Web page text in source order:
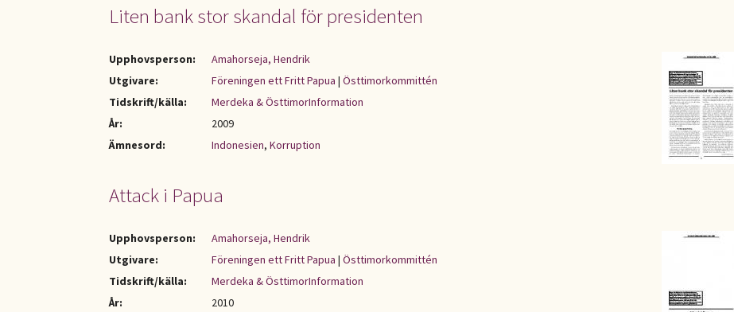
Liten bank stor skandal för presidenten
Upphovsperson:
Amahorseja, Hendrik
Utgivare:
Föreningen ett Fritt Papua | Östtimorkommittén
Tidskrift/källa:
Merdeka & ÖsttimorInformation
År:
2009
Ämnesord:
Indonesien, Korruption
Attack i Papua
Upphovsperson:
Amahorseja, Hendrik
Utgivare:
Föreningen ett Fritt Papua | Östtimorkommittén
Tidskrift/källa:
Merdeka & ÖsttimorInformation
År:
2010